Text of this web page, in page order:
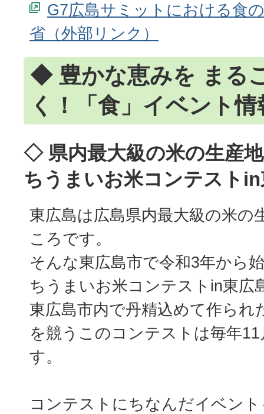
G7広島サミットにおける食
省
◆ 豊かな恵みを まる
く！「食」イベント情
◇ 県内最大級の米の生産
ちうまいお米コンテスト
東広島は広島県内最大級の米の
ころです。
そんな東広島市で令和3年から
ちうまいお米コンテストin東広
東広島市内で丹精込めて作られ
を競うこのコンテストは毎年
す。
コンテストにちなんだイベン